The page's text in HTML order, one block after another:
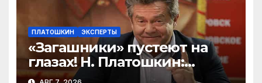
ПЛАТОШКИН ЭКСПЕРТЫ
«Загашники» пустеют на
глазах! Н. Платошкин:
посмотрите, что власть